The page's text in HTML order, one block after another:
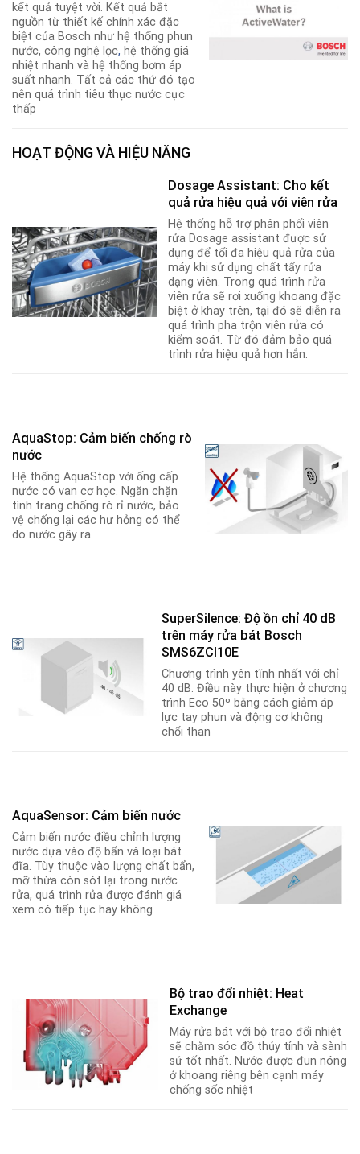
kết quả tuyệt vời. Kết quả bắt
nguồn từ thiết kế chính xác đặc
biệt của Bosch như hệ thống phun
nước, công nghệ lọc, hệ thống giá
nhiệt nhanh và hệ thống bơm áp
suất nhanh. Tất cả các thứ đó tạo
nên quá trình tiêu thục nước cực
thấp
HOẠT ĐỘNG VÀ HIỆU NĂNG
Dosage Assistant: Cho kết
quả rửa hiệu quả với viên rửa
Hệ thống hỗ trợ phân phối viên
rửa Dosage assistant được sử
dụng để tối đa hiệu quả rửa của
máy khi sử dụng chất tẩy rửa
dạng viên. Trong quá trình rửa
viên rửa sẽ rơi xuống khoang đặc
biệt ở khay trên, tại đó sẽ diễn ra
quá trình pha trộn viên rửa có
kiểm soát. Từ đó đảm bảo quá
trình rửa hiệu quả hơn hẳn.
AquaStop: Cảm biến chống rò
nước
Hệ thống AquaStop với ống cấp
nước có van cơ học. Ngăn chặn
tình trang chống rò rỉ nước, bảo
vệ chống lại các hư hỏng có thể
do nước gây ra
SuperSilence: Độ ồn chỉ 40 dB
trên máy rửa bát Bosch
SMS6ZCI10E
Chương trình yên tĩnh nhất với chỉ
40 dB. Điều này thực hiện ở chương
trình Eco 50º bằng cách giảm áp
lực tay phun và động cơ không
chổi than
AquaSensor: Cảm biến nước
Cảm biến nước điều chỉnh lượng
nước dựa vào độ bẩn và loại bát
đĩa. Tùy thuộc vào lượng chất bẩn,
mỡ thừa còn sót lại trong nước
rửa, quá trình rửa được đánh giá
xem có tiếp tục hay không
Bộ trao đổi nhiệt: Heat
Exchange
Máy rửa bát với bộ trao đổi nhiệt
sẽ chăm sóc đồ thủy tính và sành
sứ tốt nhất. Nước được đun nóng
ở khoang riêng bên cạnh máy
chống sốc nhiệt